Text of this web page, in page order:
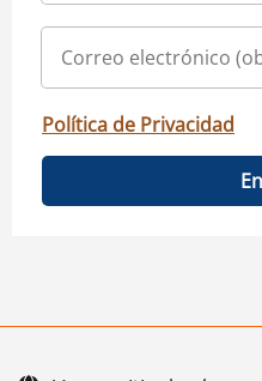
Política de Privacidad